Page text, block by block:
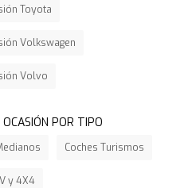
Toyota
Volkswagen
Volvo
POR TIPO
Coches Turismos
y 4X4